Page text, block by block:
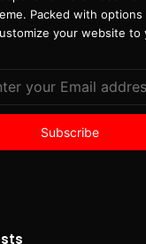
Packed with
your website to